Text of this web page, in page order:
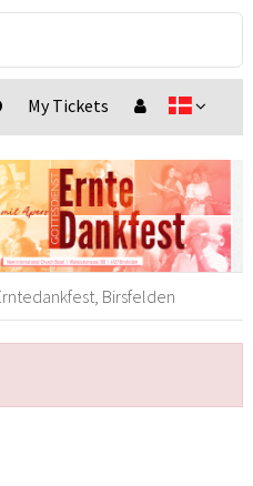
My Tickets
Birsfelden